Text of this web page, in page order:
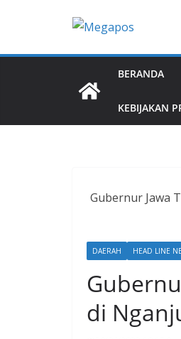
BERANDA
KEBIJAKAN
Gubernur Jawa
DAERAH HEAD LINE
di